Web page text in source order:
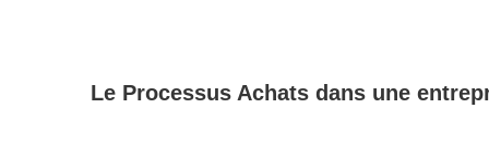
Le Processus Achats dans une